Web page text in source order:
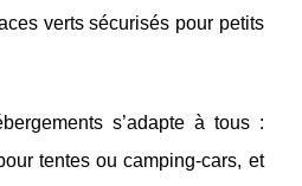
verts sécurisés pour petits
s’adapte à tous :
tentes ou camping-cars, et